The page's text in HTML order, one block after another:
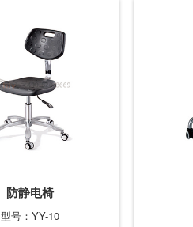
防静电椅
型号：YY-10